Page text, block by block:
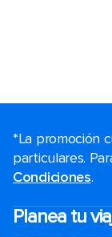
*La promoción
particulares.
Condiciones.
Planea tu